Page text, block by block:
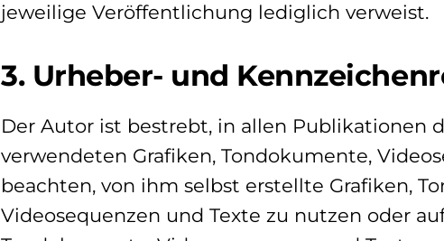
jeweilige Veröffentlichung lediglich verweist.
3. Urheber- und
Der Autor ist bestrebt, in allen Publikationen
verwendeten Grafiken, Tondokumente,
beachten, von ihm selbst erstellte Grafiken,
Videosequenzen und Texte zu nutzen oder